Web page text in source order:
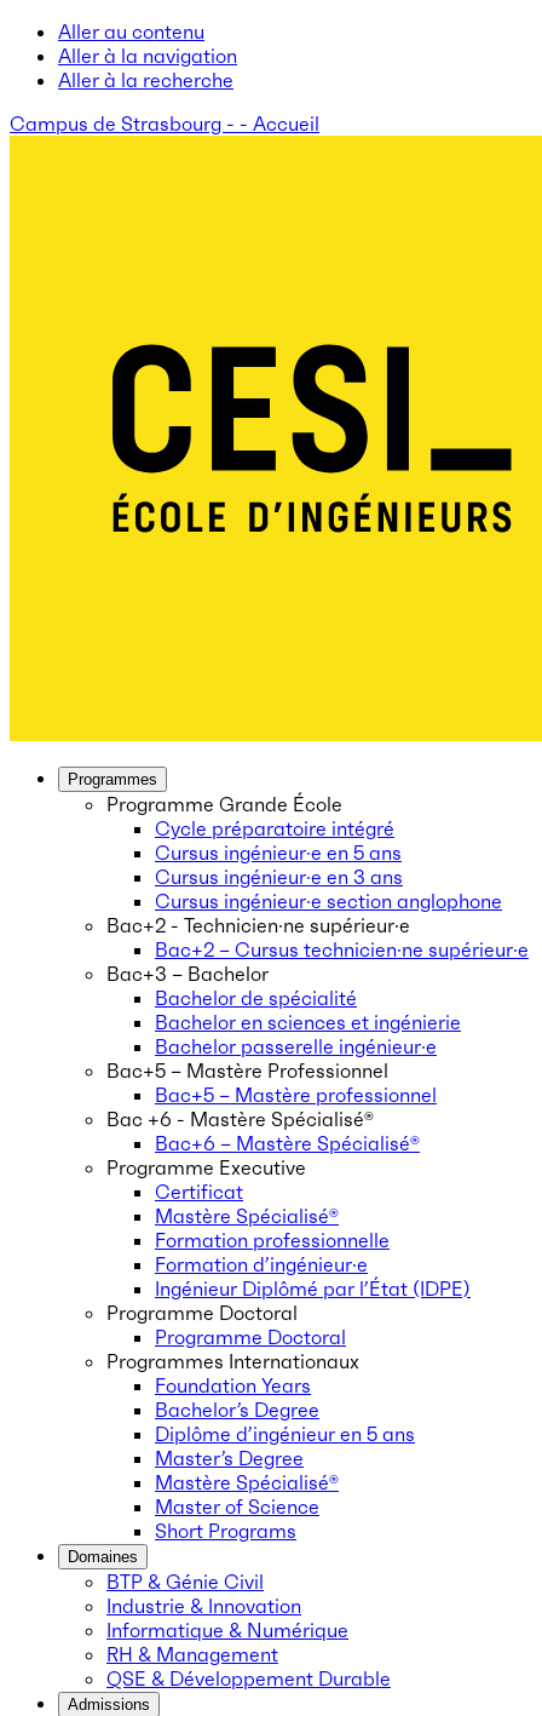
Aller au contenu
Aller à la navigation
Aller à la recherche
Campus de Strasbourg - - Accueil
Programmes
Programme Grande École
Cycle préparatoire intégré
Cursus ingénieur·e en 5 ans
Cursus ingénieur·e en 3 ans
Cursus ingénieur·e section anglophone
Bac+2 - Technicien·ne supérieur·e
Bac+2 – Cursus technicien·ne supérieur·e
Bac+3 – Bachelor
Bachelor de spécialité
Bachelor en sciences et ingénierie
Bachelor passerelle ingénieur·e
Bac+5 – Mastère Professionnel
Bac+5 – Mastère professionnel
Bac +6 - Mastère Spécialisé®
Bac+6 – Mastère Spécialisé®
Programme Executive
Certificat
Mastère Spécialisé®
Formation professionnelle
Formation d’ingénieur·e
Ingénieur Diplômé par l’État (IDPE)
Programme Doctoral
Programme Doctoral
Programmes Internationaux
Foundation Years
Bachelor’s Degree
Diplôme d’ingénieur en 5 ans
Master’s Degree
Mastère Spécialisé®
Master of Science
Short Programs
Domaines
BTP & Génie Civil
Industrie & Innovation
Informatique & Numérique
RH & Management
QSE & Développement Durable
Admissions